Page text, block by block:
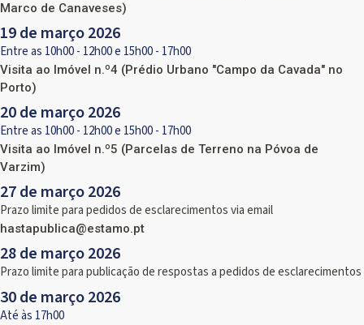
Marco de Canaveses)
19 de março 2026
Entre as 10h00 - 12h00 e 15h00 - 17h00
Visita ao Imóvel n.º4 (Prédio Urbano "Campo da Cavada" no
Porto)
20 de março 2026
Entre as 10h00 - 12h00 e 15h00 - 17h00
Visita ao Imóvel n.º5 (Parcelas de Terreno na Póvoa de
Varzim)
27 de março 2026
Prazo limite para pedidos de esclarecimentos via email
hastapublica@estamo.pt
28 de março 2026
Prazo limite para publicação de respostas a pedidos de esclarecimentos
30 de março 2026
Até às 17h00